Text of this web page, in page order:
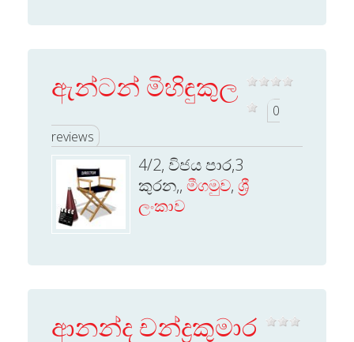
ඇන්ටන් මිහිඳුකුල
0
reviews
4/2, විජය පාර,3
කුරන,, මීගමුව, ශ්‍රී
ලංකාව
ආනන්ද චන්ද්‍රකුමාර